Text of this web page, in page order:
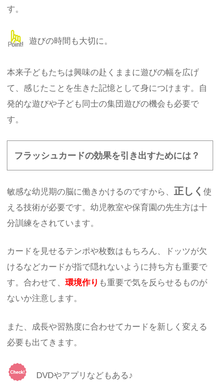
す。
遊びの時間も大切に。
本来子どもたちは興味の赴くままに遊びの幅を広げ
て、感じたことを生きた記憶として身につけます。自
発的な遊びや子ども同士の集団遊びの機会も必要で
す。
フラッシュカードの効果を引き出すためには？
敏感な幼児期の脳に働きかけるのですから、 正しく使
える技術が必要です。幼児教室や保育園の先生方は十
分訓練をされています。
カードを見せるテンポや枚数はもちろん、ドッツが欠
けるなどカードが指で隠れないように持ち方も重要で
す。合わせて、環境作り も重要で気を反らせるものが
ないか注意します。
また、成長や習熟度に合わせてカードを新しく変える
必要も出てきます。
DVDやアプリなどもある♪